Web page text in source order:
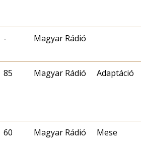
- Magyar Rádió
85 Magyar Rádió Adaptáció
60 Magyar Rádió Mese